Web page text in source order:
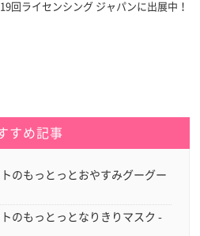
回ライセンシング ジャパンに出展中！
すめ記事
のもっとっとおやすみグーグー
のもっとっとなりきりマスク -